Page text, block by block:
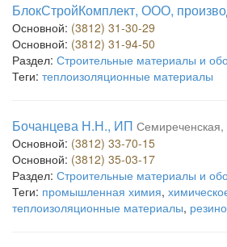
БлокСтройКомплект, ООО,
Основной: (3812) 31-30-29
Основной: (3812) 31-94-50
Раздел: Строительные материалы и
Теги: теплоизоляционные материалы
Бочанцева Н.Н., ИП
Основной: (3812) 33-70-15
Основной: (3812) 35-03-17
Раздел: Строительные материалы и
Теги: промышленная химия,
теплоизоляционные материалы,